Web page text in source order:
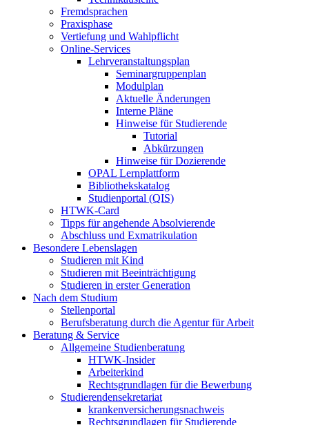
Fremdsprachen
Praxisphase
Vertiefung und Wahlpflicht
Online-Services
Lehrveranstaltungsplan
Seminargruppenplan
Modulplan
Aktuelle Änderungen
Interne Pläne
Hinweise für Studierende
Tutorial
Abkürzungen
Hinweise für Dozierende
OPAL Lernplattform
Bibliothekskatalog
Studienportal (QIS)
HTWK-Card
Tipps für angehende Absolvierende
Abschluss und Exmatrikulation
Besondere Lebenslagen
Studieren mit Kind
Studieren mit Beeinträchtigung
Studieren in erster Generation
Nach dem Studium
Stellenportal
Berufsberatung durch die Agentur für Arbeit
Beratung & Service
Allgemeine Studienberatung
HTWK-Insider
Arbeiterkind
Rechtsgrundlagen für die Bewerbung
Studierendensekretariat
krankenversicherungsnachweis
Rechtsgrundlagen für Studierende